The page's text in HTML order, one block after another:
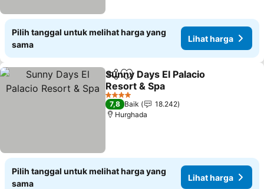
Pilih tanggal untuk melihat harga yang
sama
Lihat harga
BagikanTambahkan ke favorit
Sunny Days El Palacio
Resort & Spa
4 Bintang
7,8 Baik
18.242
Hurghada
Pilih tanggal untuk melihat harga yang
sama
Lihat harga